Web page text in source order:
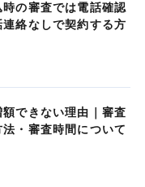
の審査では電話確認
絡なしで契約する方
できない理由｜審査
・審査時間について